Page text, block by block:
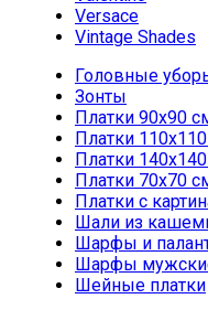
Versace
Vintage Shades
Головные
Зонты
Платки 90х90
Платки
Платки
Платки 70х70
Платки с
Шали из
Шарфы и
Шарфы
Шейные платки